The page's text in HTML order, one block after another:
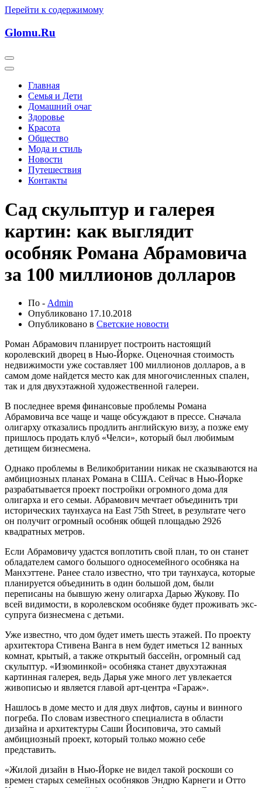
Перейти к содержимому
Glomu.Ru
Главная
Семья и Дети
Домашний очаг
Здоровье
Красота
Общество
Мода и стиль
Новости
Путешествия
Контакты
Сад скульптур и галерея
картин: как выглядит
особняк Романа Абрамовича
за 100 миллионов долларов
По - Admin
Опубликовано 17.10.2018
Опубликовано в Светские новости
Роман Абрамович планирует построить настоящий
королевский дворец в Нью-Йорке. Оценочная стоимость
недвижимости уже составляет 100 миллионов долларов, а в
самом доме найдется место как для многочисленных спален,
так и для двухэтажной художественной галереи.
В последнее время финансовые проблемы Романа
Абрамовича все чаще и чаще обсуждают в прессе. Сначала
олигарху отказались продлить английскую визу, а позже ему
пришлось продать клуб «Челси», который был любимым
детищем бизнесмена.
Однако проблемы в Великобритании никак не сказываются на
амбициозных планах Романа в США. Сейчас в Нью-Йорке
разрабатывается проект постройки огромного дома для
олигарха и его семьи. Абрамович мечтает объединить три
исторических таунхауса на East 75th Street, в результате чего
он получит огромный особняк общей площадью 2926
квадратных метров.
Если Абрамовичу удастся воплотить свой план, то он станет
обладателем самого большого односемейного особняка на
Манхэттене. Ранее стало известно, что три таунхауса, которые
планируется объединить в один большой дом, были
переписаны на бывшую жену олигарха Дарью Жукову. По
всей видимости, в королевском особняке будет проживать экс-
супруга бизнесмена с детьми.
Уже известно, что дом будет иметь шесть этажей. По проекту
архитектора Стивена Ванга в нем будет иметься 12 ванных
комнат, крытый, а также открытый бассейн, огромный сад
скульптур. «Изюминкой» особняка станет двухэтажная
картинная галерея, ведь Дарья уже много лет увлекается
живописью и является главой арт-центра «Гараж».
Нашлось в доме место и для двух лифтов, сауны и винного
погреба. По словам известного специалиста в области
дизайна и архитектуры Саши Йосиповича, это самый
амбициозный проект, который только можно себе
представить.
«Жилой дизайн в Нью-Йорке не видел такой роскоши со
времен старых семейных особняков Эндрю Карнеги и Отто